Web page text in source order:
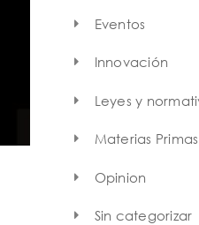
Eventos
Innovación
Leyes y
Materias Primas
Opinion
Sin categorizar